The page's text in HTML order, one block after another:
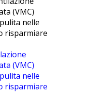
(VMC)
nelle
risparmiare